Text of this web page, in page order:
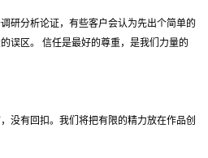
研分析论证，有些客户会认为先出个简单的
误区。 信任是最好的尊重，是我们力量的
没有回扣。我们将把有限的精力放在作品创